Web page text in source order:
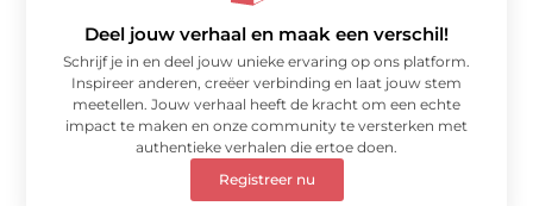
Deel jouw verhaal en maak een verschil!
Schrijf je in en deel jouw unieke ervaring op ons platform.
Inspireer anderen, creëer verbinding en laat jouw stem
meetellen. Jouw verhaal heeft de kracht om een echte
impact te maken en onze community te versterken met
authentieke verhalen die ertoe doen.
Registreer nu